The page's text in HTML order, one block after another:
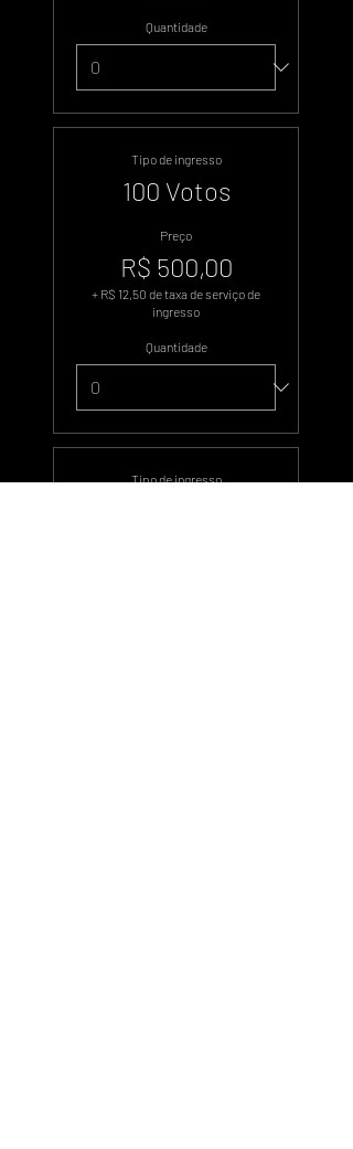
Quantidade
Tipo de ingresso
100 Votos
Preço
R$ 500,00
+ R$ 12,50 de taxa de serviço de
ingresso
Quantidade
Tipo de ingresso